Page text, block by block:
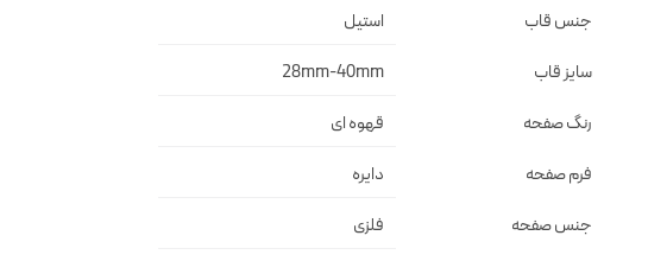
جنس قاب استيل
سایز قاب 28mm-40mm
رنگ صفحه قهوه اى
فرم صفحه دايره
جنس صفحه فلزى